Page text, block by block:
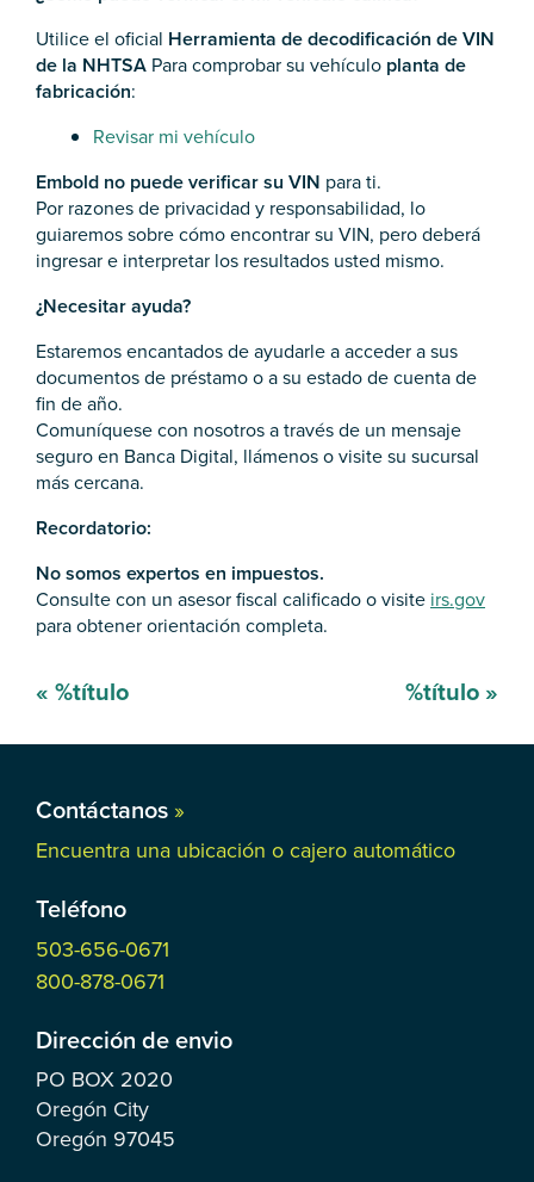
Utilice el oficial Herramienta de decodificación de VIN
de la NHTSA Para comprobar su vehículo planta de
fabricación:
Revisar mi vehículo
Embold no puede verificar su VIN para ti.
Por razones de privacidad y responsabilidad, lo
guiaremos sobre cómo encontrar su VIN, pero deberá
ingresar e interpretar los resultados usted mismo.
¿Necesitar ayuda?
Estaremos encantados de ayudarle a acceder a sus
documentos de préstamo o a su estado de cuenta de
fin de año.
Comuníquese con nosotros a través de un mensaje
seguro en Banca Digital, llámenos o visite su sucursal
más cercana.
Recordatorio:
No somos expertos en impuestos.
Consulte con un asesor fiscal calificado o visite irs.gov
para obtener orientación completa.
Mensaje
navegación
« %título %título »
Contáctanos »
Encuentra una ubicación o cajero automático
Teléfono
503-656-0671
800-878-0671
Dirección de envio
PO BOX 2020
Oregón City
Oregón 97045